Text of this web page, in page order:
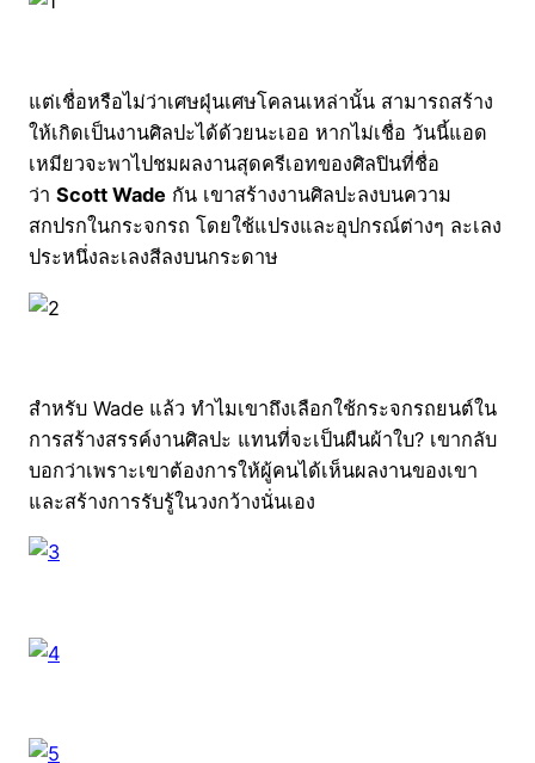
แต่เชื่อหรือไม่ว่าเศษฝุ่นเศษโคลนเหล่านั้น สามารถสร้าง
ให้เกิดเป็นงานศิลปะได้ด้วยนะเออ หากไม่เชื่อ วันนี้แอด
เหมียวจะพาไปชมผลงานสุดครีเอทของศิลปินที่ชื่อ
ว่า Scott Wade กัน เขาสร้างงานศิลปะลงบนความ
สกปรกในกระจกรถ โดยใช้แปรงและอุปกรณ์ต่างๆ ละเลง
ประหนึ่งละเลงสีลงบนกระดาษ
สำหรับ Wade แล้ว ทำไมเขาถึงเลือกใช้กระจกรถยนต์ใน
การสร้างสรรค์งานศิลปะ แทนที่จะเป็นผืนผ้าใบ? เขากลับ
บอกว่าเพราะเขาต้องการให้ผู้คนได้เห็นผลงานของเขา
และสร้างการรับรู้ในวงกว้างนั่นเอง